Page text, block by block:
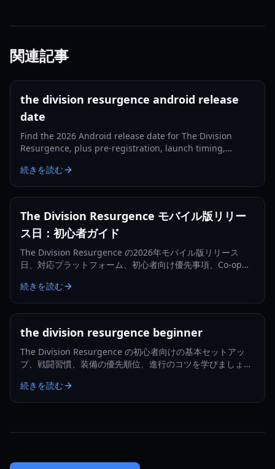
関連記事
the division resurgence android release
date
Find the 2026 Android release date for The Division
Resurgence, plus pre-registration, launch timing,
続きを読む
The Division Resurgence モバイル版リリー
ス日：初心者ガイド
The Division Resurgence の2026年モバイル版リリース
日、対応プラットフォーム、初心者向け優先事項、Co-opシ
続きを読む
the division resurgence beginner
The Division Resurgence の初心者向けの基本セットアッ
プ、戦闘習慣、装備の優先順位、進行のコツを学びましょ
続きを読む